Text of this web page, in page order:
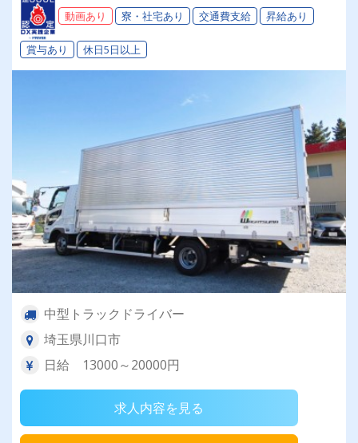
動画あり 寮・社宅あり 交通費支給 昇給あり
賞与あり 休日5日以上
中型トラックドライバー
埼玉県川口市
日給 13000～20000円
求人内容を見る